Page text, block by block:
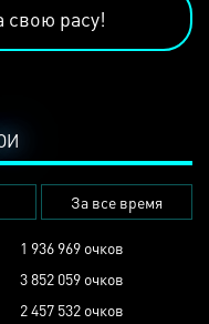
свою расу!
За все время
1 936 969 очков
3 852 059 очков
2 457 532 очков